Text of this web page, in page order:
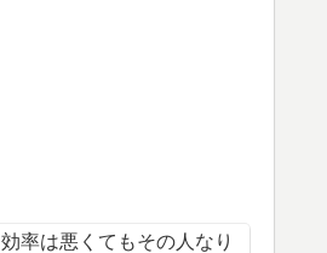
効率は悪くてもその人なり